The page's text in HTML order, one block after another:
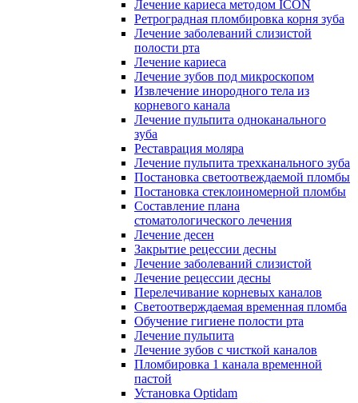
Лечение кариеса методом ICON
Ретроградная пломбировка корня зуба
Лечение заболеваний слизистой
полости рта
Лечение кариеса
Лечение зубов под микроскопом
Извлечение инородного тела из
корневого канала
Лечение пульпита одноканального
зуба
Реставрация моляра
Лечение пульпита трехканального зуба
Постановка светоотвеждаемой пломбы
Постановка стеклоиномерной пломбы
Составление плана
стоматологического лечения
Лечение десен
Закрытие рецессии десны
Лечение заболеваний слизистой
Лечение рецессии десны
Перелечивание корневых каналов
Светоотверждаемая временная пломба
Обучение гигиене полости рта
Лечение пульпита
Лечение зубов с чисткой каналов
Пломбировка 1 канала временной
пастой
Установка Optidam